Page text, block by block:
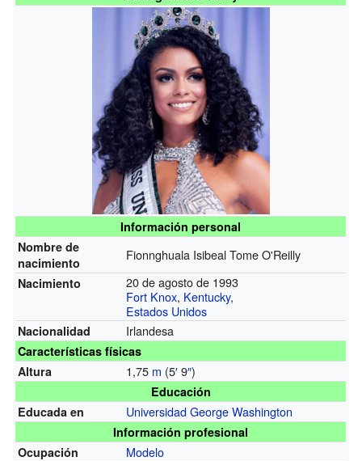
Información personal
Nombre de
nacimiento
Fionnghuala Isibeal Tome O'Reilly
Nacimiento
20 de agosto de 1993
Fort Knox, Kentucky,
Estados Unidos
Nacionalidad Irlandesa
Características físicas
Altura
1,75 m (5′9″)
Educación
Educada en
Universidad George Washington
Información profesional
Ocupación
Modelo